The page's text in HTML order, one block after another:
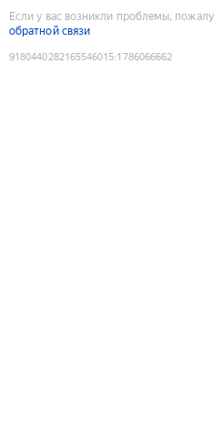
Если у вас возникли проблемы,
обратной связи
9180440282165546015:1786066662